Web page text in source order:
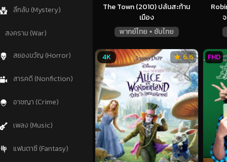
ลึกลับ (Mystery)
สงคราม (War)
สยองขวัญ (Horror)
สารคดี (Nonfiction)
อาชญา (Crime)
เพลง (Music)
แฟนตาซี (Fantasy)
The Town (2010) ปล้นสะท้าน
เมือง
พากย์ไทย + ซับไทย
6.6
4K FHD